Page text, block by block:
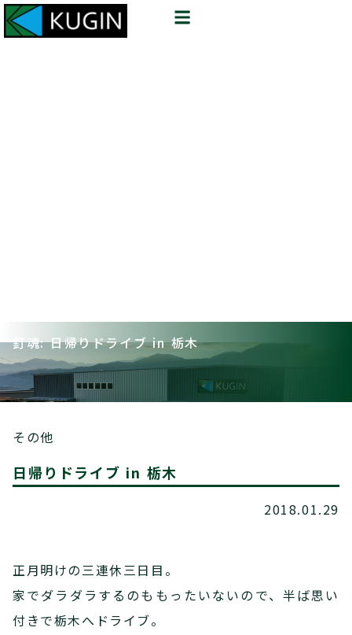
釘魂: 日帰りドライブ in 栃木
その他
日帰りドライブ in 栃木
2018.01.29
正月明けの三連休三日目。
家でダラダラするのももったいないので、半ば思い
付きで栃木へドライブ。